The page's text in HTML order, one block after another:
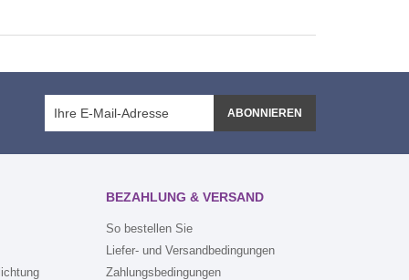
ABONNIEREN
BEZAHLUNG & VERSAND
So bestellen Sie
Liefer- und Versandbedingungen
Zahlungsbedingungen